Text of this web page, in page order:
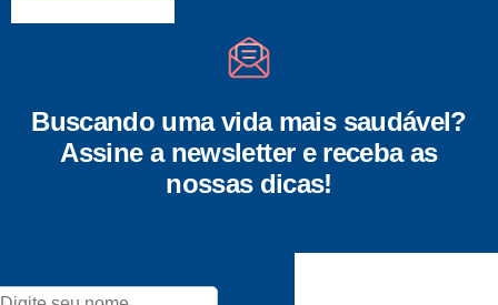
Buscando uma vida mais saudável?
Assine a newsletter e receba as
nossas dicas!